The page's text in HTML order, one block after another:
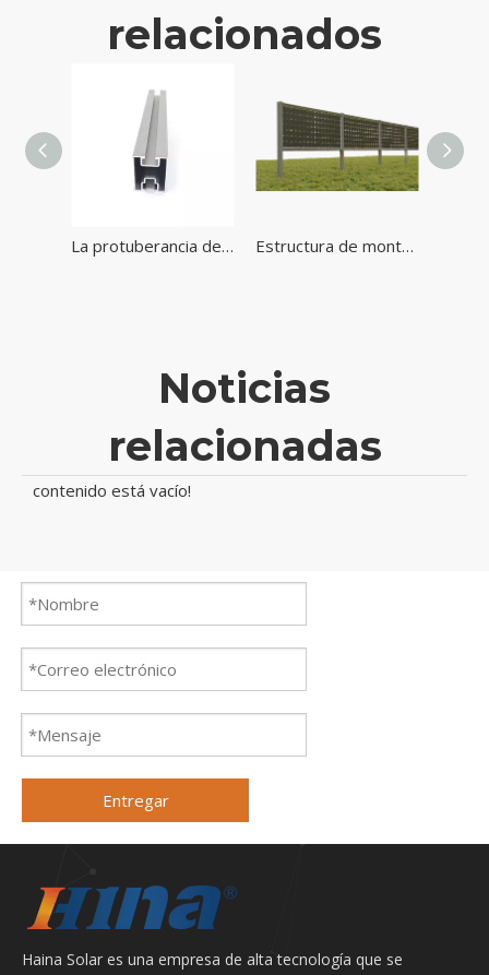
relacionados
La protuberancia de encargo de la aleación de aluminio perfila el carril para el sistema de montaje de la energía solar Estructura de montaje en tierra solar Sistema de panel solar vertical
Noticias
relacionadas
contenido está vacío!
Entregar
Haina Solar es una empresa de alta tecnología que se